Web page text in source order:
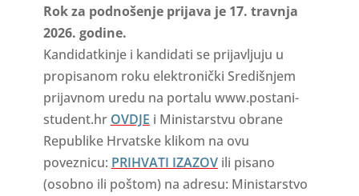
Rok za podnošenje prijava je 17. travnja
2026. godine.
Kandidatkinje i kandidati se prijavljuju u
propisanom roku elektronički Središnjem
prijavnom uredu na portalu www.postani-
student.hr OVDJE i Ministarstvu obrane
Republike Hrvatske klikom na ovu
poveznicu: PRIHVATI IZAZOVili pisano
(osobno ili poštom) na adresu: Ministarstvo